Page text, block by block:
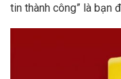
tin thành công” là bạn